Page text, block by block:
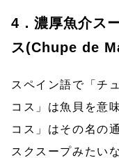
4．濃厚魚介ス
ス(Chupe de
スペイン語で「チ
コス」は魚貝を意
コス」はその名の
スクスープみたい